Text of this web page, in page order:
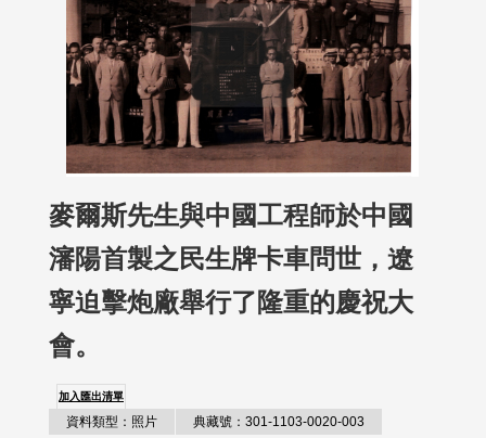
麥爾斯先生與中國工程師於中國
瀋陽首製之民生牌卡車問世，遼
寧迫擊炮廠舉行了隆重的慶祝大
會。
加入匯出清單
資料類型：照片 典藏號：301-1103-0020-003